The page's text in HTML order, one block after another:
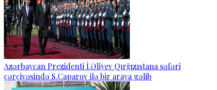
Azərbaycan Prezidenti İ.Əliyev Qırğızıstana səfəri
çərçivəsində S.Caparov ilə bir araya gəlib